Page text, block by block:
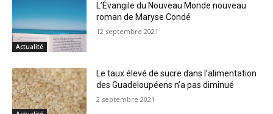
Actualité
L’Évangile du Nouveau Monde nouveau
roman de Maryse Condé
12 septembre 2021
Le taux élevé de sucre dans l’alimentation
des Guadeloupéens n’a pas diminué
2 septembre 2021